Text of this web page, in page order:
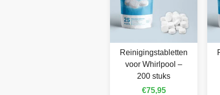
Reinigingstabletten
voor Whirlpool –
200 stuks
€75,95